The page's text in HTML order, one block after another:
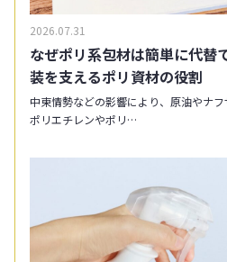
2026.07.31
なぜポリ系包材は簡単に代替
装を支えるポリ資材の役割
中東情勢などの影響により、原油やナフ
ポリエチレンやポリ…